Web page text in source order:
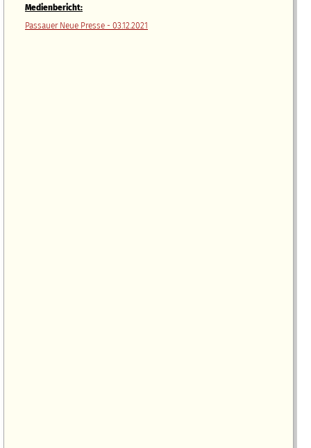
Medienbericht:
Passauer Neue Presse - 03.12.2021